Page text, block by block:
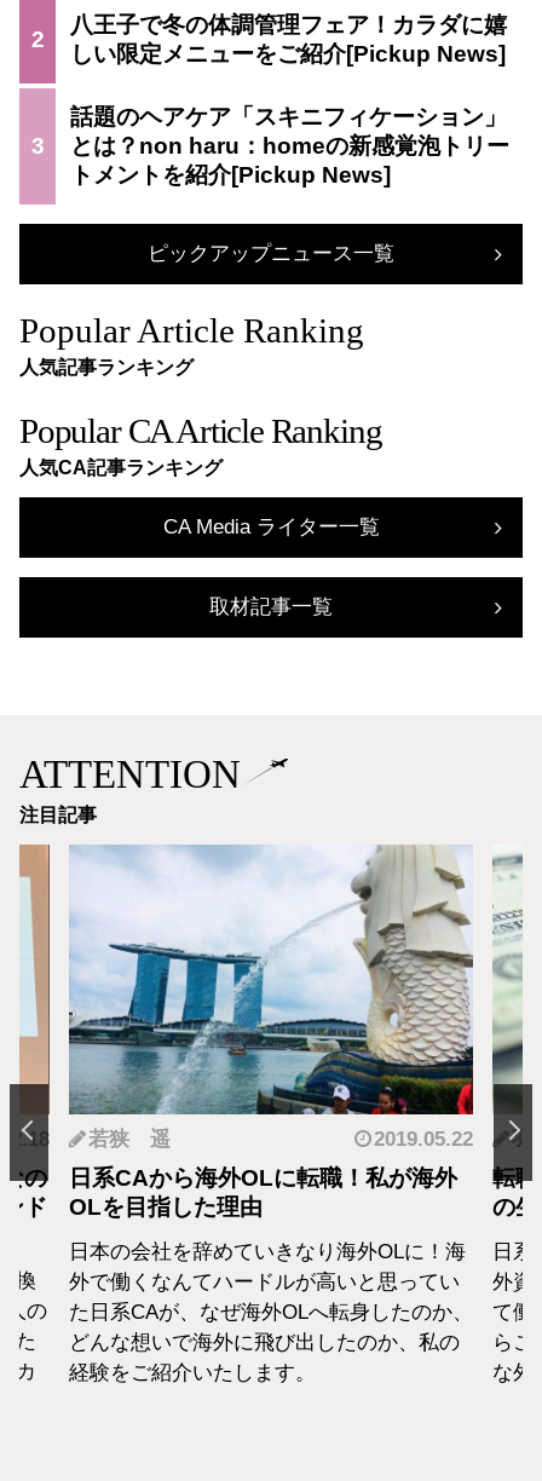
2
八王子で冬の体調管理フェア！カラダに嬉
しい限定メニューをご紹介
3
話題のヘアケア「スキニフィケーション」
とは？non haru：homeの新感覚泡トリー
トメントを紹介
ピックアップニュース一覧
Popular Article Ranking
人気記事ランキング
Popular CA Article Ranking
人気CA記事ランキング
CA Media ライター一覧
取材記事一覧
ATTENTION
注目記事
外
い
か、
の
羽蘭 2018.01.04
転職・社会人経験ありの外資系CA！そ
の生活設計はどうなってる？
日系エアラインと違い新卒での募集がない
外資系のエアラインは、すでに社会人とし
て働いた経験をもつCAがほぼすべて。だか
らこそ、それぞれの考えも違います。そん
な外資系CAのお金事情をお話します。
神
転
者
終
から
紹介